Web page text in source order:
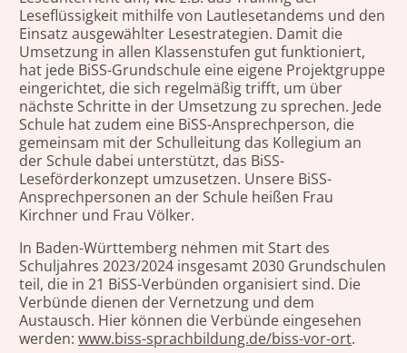
Leseflüssigkeit mithilfe von Lautlesetandems und den
Einsatz ausgewählter Lesestrategien. Damit die
Umsetzung in allen Klassenstufen gut funktioniert,
hat jede BiSS-Grundschule eine eigene Projektgruppe
eingerichtet, die sich regelmäßig trifft, um über
nächste Schritte in der Umsetzung zu sprechen. Jede
Schule hat zudem eine BiSS-Ansprechperson, die
gemeinsam mit der Schulleitung das Kollegium an
der Schule dabei unterstützt, das BiSS-
Leseförderkonzept umzusetzen. Unsere BiSS-
Ansprechpersonen an der Schule heißen Frau
Kirchner und Frau Völker.
In Baden-Württemberg nehmen mit Start des
Schuljahres 2023/2024 insgesamt 2030 Grundschulen
teil, die in 21 BiSS-Verbünden organisiert sind. Die
Verbünde dienen der Vernetzung und dem
Austausch. Hier können die Verbünde eingesehen
werden: www.biss-sprachbildung.de/biss-vor-ort.